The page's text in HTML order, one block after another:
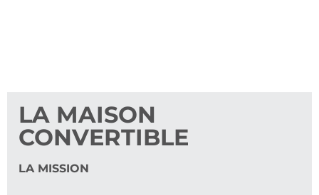
LA MAISON
CONVERTIBLE
LA MISSION